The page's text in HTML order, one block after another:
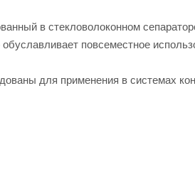
в стекловолоконном
повсеместное
для применения в системах